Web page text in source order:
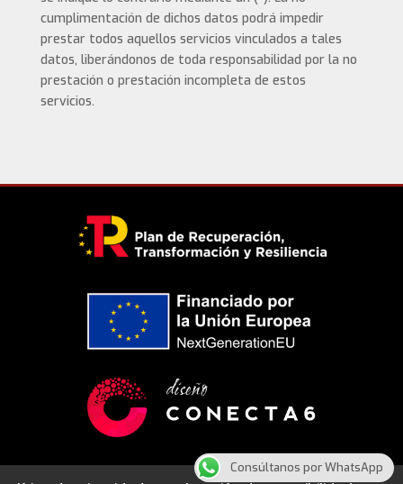
cumplimentación de dichos datos podrá impedir
prestar todos aquellos servicios vinculados a tales
datos, liberándonos de toda responsabilidad por la no
prestación o prestación incompleta de estos
servicios.
Consúltanos por WhatsApp